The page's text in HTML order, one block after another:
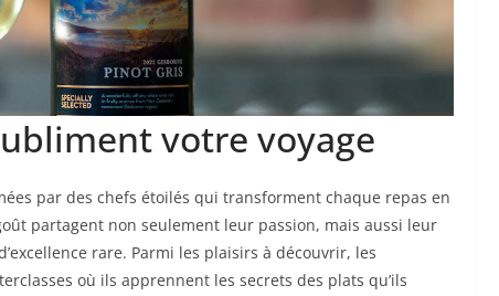
votre voyage
par des chefs étoilés qui transforment chaque repas en
partagent non seulement leur passion, mais aussi leur
rare. Parmi les plaisirs à découvrir, les
où ils apprennent les secrets des plats qu’ils